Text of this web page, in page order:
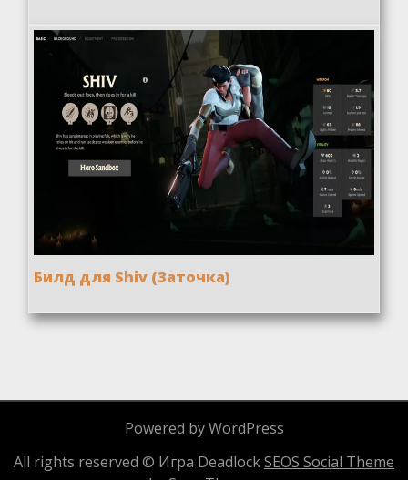
Билд для Shiv (Заточка)
Powered by WordPress
All rights reserved © Игра DeadlockSEOS Social Theme